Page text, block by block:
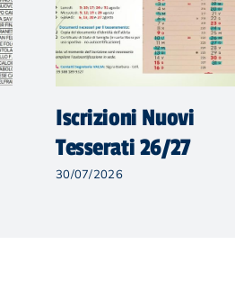
Iscrizioni Nuovi
Tesserati 26/27
30/07/2026